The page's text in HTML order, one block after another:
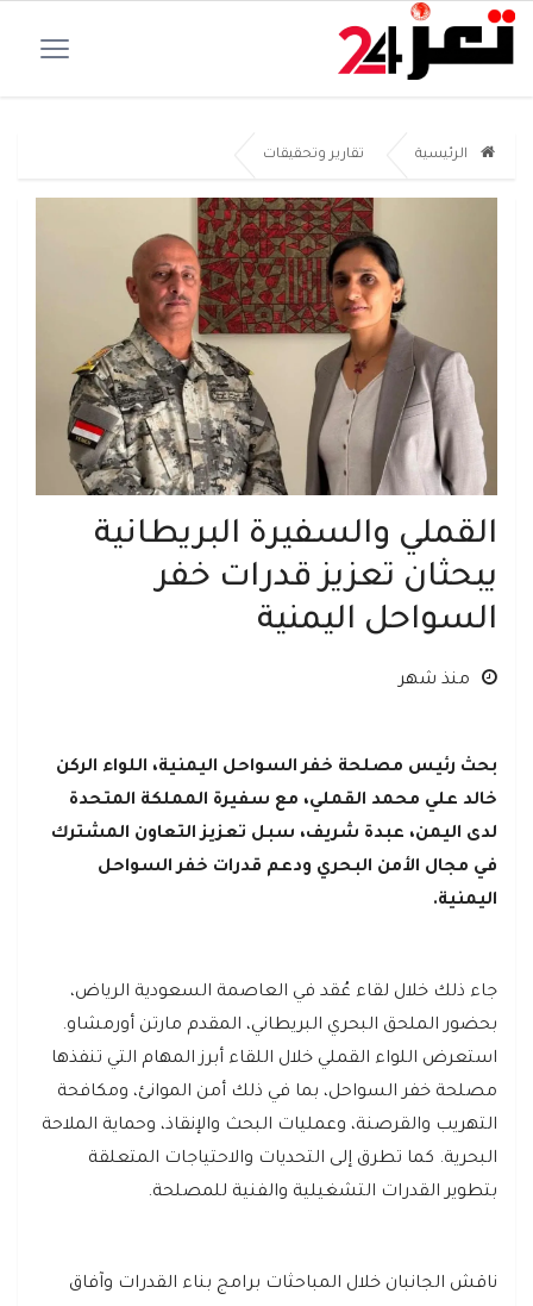
الرئيسية تقارير وتحقيقات
القملي والسفيرة البريطانية
يبحثان تعزيز قدرات خفر
السواحل اليمنية
منذ شهر
بحث رئيس مصلحة خفر السواحل اليمنية، اللواء الركن
خالد علي محمد القملي، مع سفيرة المملكة المتحدة
لدى اليمن، عبدة شريف، سبل تعزيز التعاون المشترك
في مجال الأمن البحري ودعم قدرات خفر السواحل
اليمنية.
جاء ذلك خلال لقاء عُقد في العاصمة السعودية الرياض،
بحضور الملحق البحري البريطاني، المقدم مارتن أورمشاو.
استعرض اللواء القملي خلال اللقاء أبرز المهام التي تنفذها
مصلحة خفر السواحل، بما في ذلك أمن الموانئ، ومكافحة
التهريب والقرصنة، وعمليات البحث والإنقاذ، وحماية الملاحة
البحرية. كما تطرق إلى التحديات والاحتياجات المتعلقة
بتطوير القدرات التشغيلية والفنية للمصلحة.
ناقش الجانبان خلال المباحثات برامج بناء القدرات وآفاق